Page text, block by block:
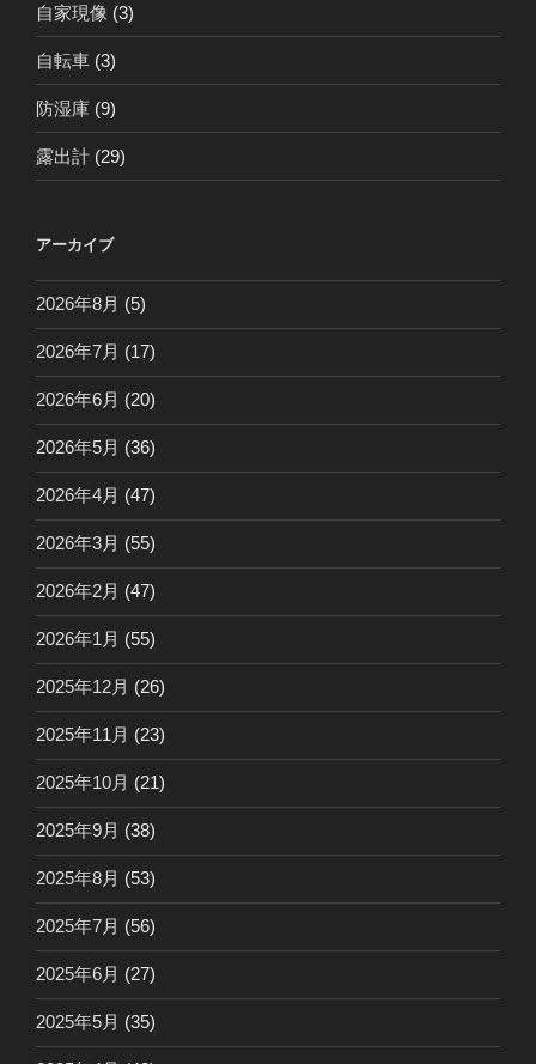
自家現像 (3)
自転車 (3)
防湿庫 (9)
露出計 (29)
アーカイブ
2026年8月 (5)
2026年7月 (17)
2026年6月 (20)
2026年5月 (36)
2026年4月 (47)
2026年3月 (55)
2026年2月 (47)
2026年1月 (55)
2025年12月 (26)
2025年11月 (23)
2025年10月 (21)
2025年9月 (38)
2025年8月 (53)
2025年7月 (56)
2025年6月 (27)
2025年5月 (35)